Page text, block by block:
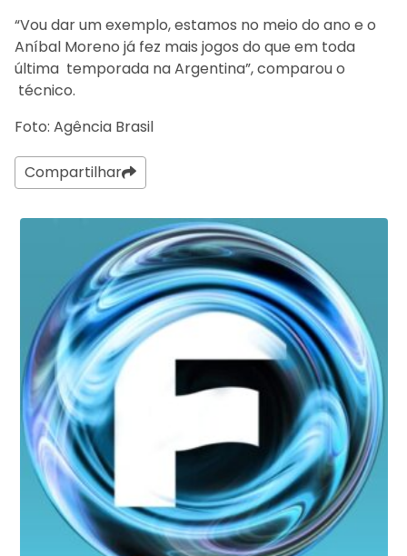
“Vou dar um exemplo, estamos no meio do ano e o
Aníbal Moreno já fez mais jogos do que em toda
última temporada na Argentina”, comparou o
técnico.
Foto: Agência Brasil
Compartilhar